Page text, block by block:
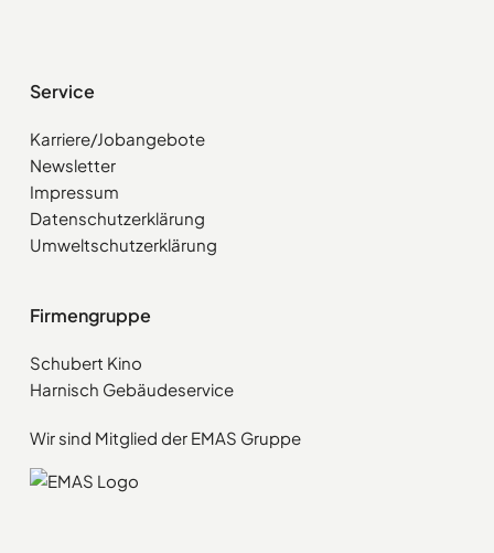
Service
Karriere/Jobangebote
Newsletter
Impressum
Datenschutzerklärung
Umweltschutzerklärung
Firmengruppe
Schubert Kino
Harnisch Gebäudeservice
Wir sind Mitglied der EMAS Gruppe